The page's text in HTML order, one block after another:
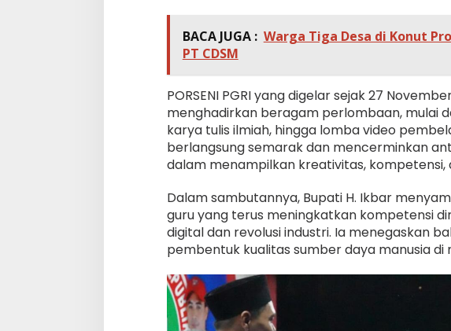
BACA JUGA : Warga Tiga Desa di Konut
PT CDSM
PORSENI PGRI yang digelar sejak 27
menghadirkan beragam perlombaan, mulai
karya tulis ilmiah, hingga lomba video
berlangsung semarak dan mencerminkan
dalam menampilkan kreativitas, kompetensi,
Dalam sambutannya, Bupati H. Ikbar
guru yang terus meningkatkan kompetensi
digital dan revolusi industri. Ia menegaskan
pembentuk kualitas sumber daya manusia di